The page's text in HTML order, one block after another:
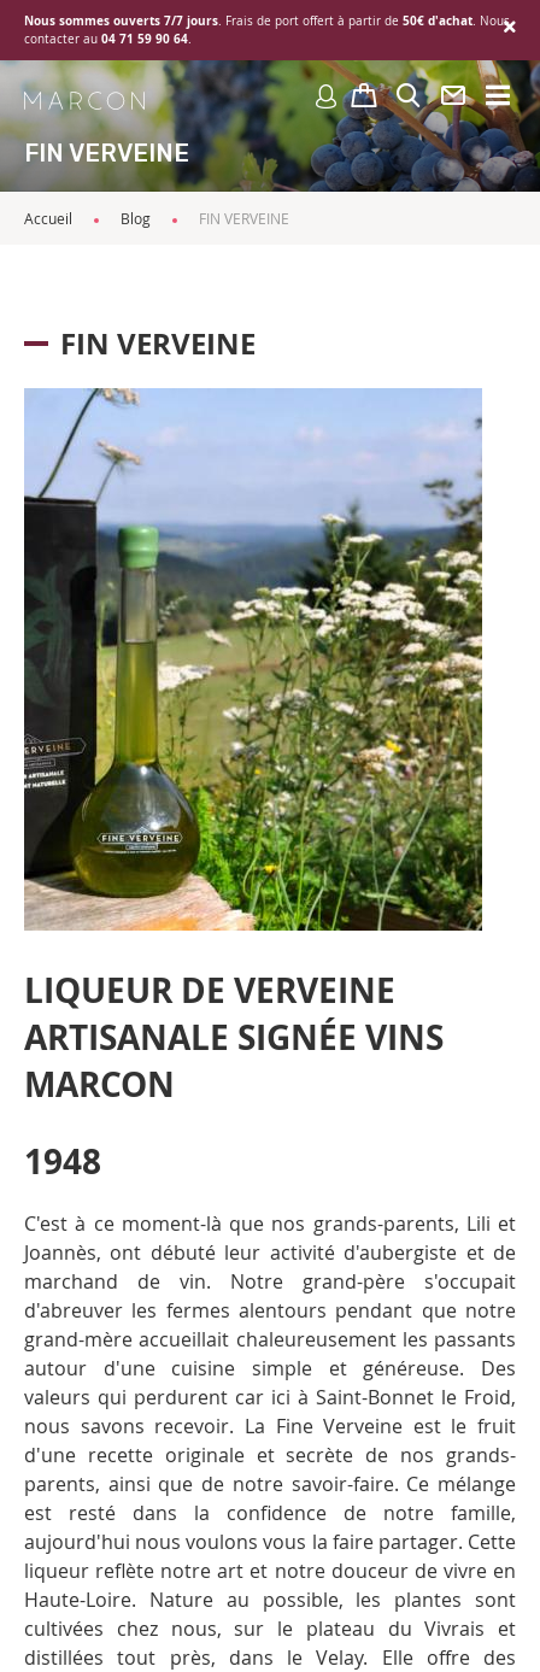
Nous sommes ouverts 7/7 jours. Frais de port offert à partir de 50€ d'achat. Nous
contacter au 04 71 59 90 64.
FIN VERVEINE
Accueil Blog FIN VERVEINE
FIN VERVEINE
LIQUEUR DE VERVEINE
ARTISANALE SIGNÉE VINS
MARCON
1948
C'est à ce moment-là que nos grands-parents, Lili et
Joannès, ont débuté leur activité d'aubergiste et de
marchand de vin. Notre grand-père s'occupait
d'abreuver les fermes alentours pendant que notre
grand-mère accueillait chaleureusement les passants
autour d'une cuisine simple et généreuse. Des
valeurs qui perdurent car ici à Saint-Bonnet le Froid,
nous savons recevoir. La Fine Verveine est le fruit
d'une recette originale et secrète de nos grands-
parents, ainsi que de notre savoir-faire. Ce mélange
est resté dans la confidence de notre famille,
aujourd'hui nous voulons vous la faire partager. Cette
liqueur reflète notre art et notre douceur de vivre en
Haute-Loire. Nature au possible, les plantes sont
cultivées chez nous, sur le plateau du Vivrais et
distillées tout près, dans le Velay. Elle offre des